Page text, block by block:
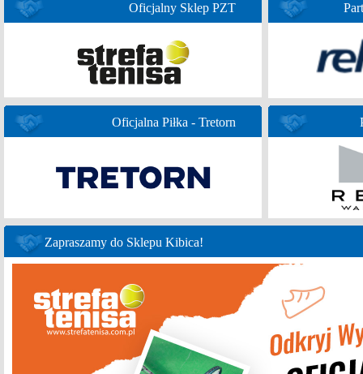
Oficjalny Sklep PZT
Oficjalna Piłka - Tretorn
Zapraszamy do Sklepu Kibica!